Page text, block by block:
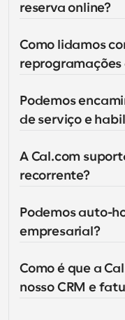
reserva online?
Como lidamos
Podemos
de serviço e
A Cal.com
recorrente?
Podemos auto-
empresarial?
Como é que a
nosso CRM e